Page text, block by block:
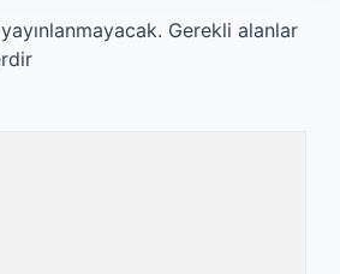
Gerekli alanlar